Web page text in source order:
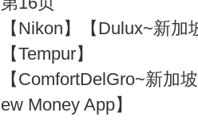
【Nikon】【Dulux~新
【Tempur】
【ComfortDelGro~新加
ew Money App】